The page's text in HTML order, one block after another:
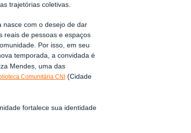
trajetórias coletivas.
nasce com o desejo de dar
reais de pessoas e espaços
Por isso, em seu
temporada, a convidada é
Mendes, uma das
Comunitária CNI (Cidade
fortalece sua identidade